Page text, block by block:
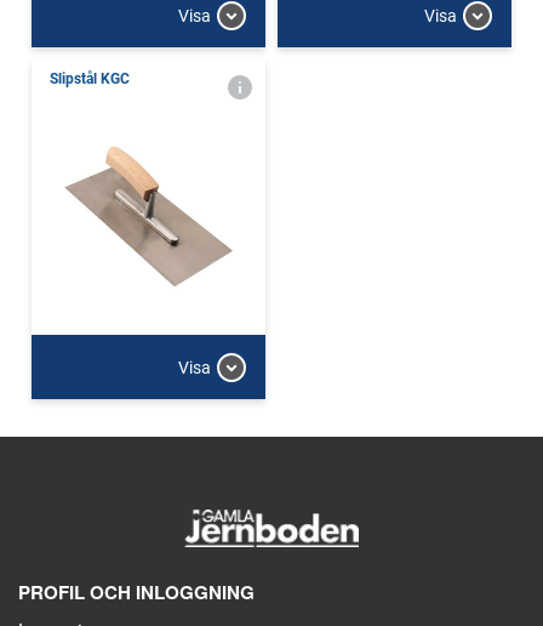
Visa Visa
Slipstål KGC
Visa
PROFIL OCH INLOGGNING